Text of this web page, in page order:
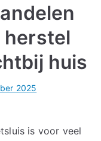
herstel
huis
2025
is voor veel